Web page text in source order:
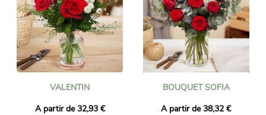
VALENTIN
A partir de 32,93 €
BOUQUET SOFIA
A partir de 38,32 €